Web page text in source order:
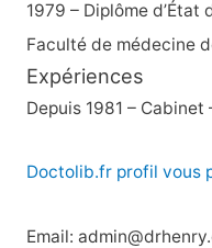
1979 – Diplôme
Faculté de médecine
Expériences
Depuis 1981 – Cabinet
Doctolib.fr profil vous
Email: